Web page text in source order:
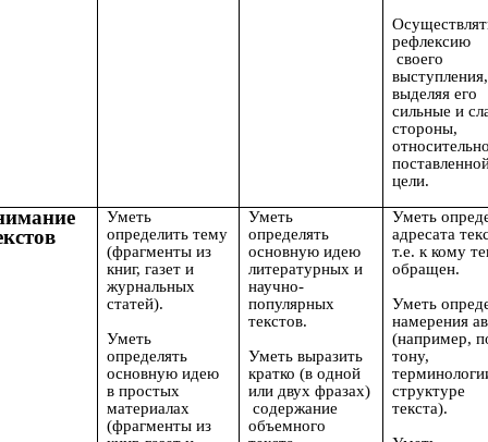
рефлексию
своего
выступления,
выделяя его
сильные и
стороны,
цели.
Уметь
определить тему
(фрагменты из
книг, газет и
журнальных
статей).
Уметь
определять
основную идею
в простых
материалах
(фрагменты из
Уметь
определять
основную идею
литературных и
научно-
популярных
текстов.
Уметь выразить
кратко (в одной
или двух фразах)
содержание
объемного
Уметь
адресата
т.е. к кому
обращен.
Уметь
намерения
(например,
тону,
структуре
текста).